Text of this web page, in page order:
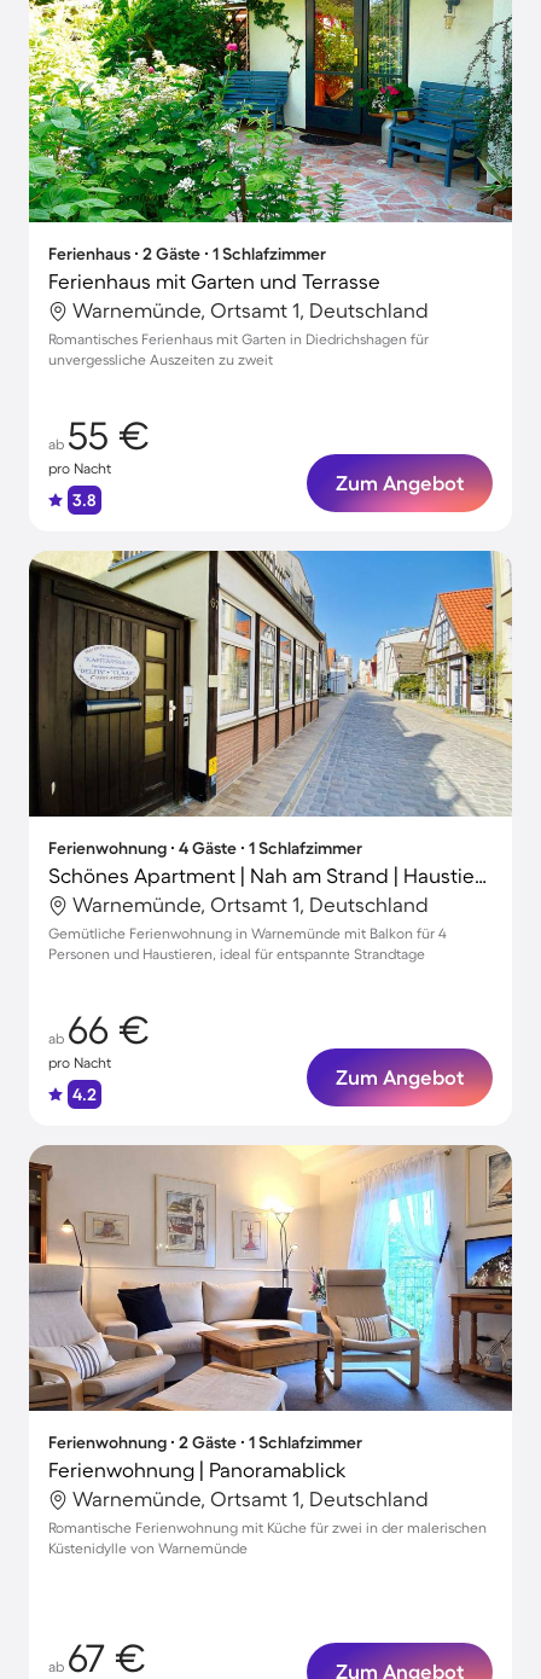
Ferienhaus ∙ 2 Gäste ∙ 1 Schlafzimmer
Ferienhaus mit Garten und Terrasse
Warnemünde, Ortsamt 1, Deutschland
Romantisches Ferienhaus mit Garten in Diedrichshagen für
unvergessliche Auszeiten zu zweit
ab 55 €
pro Nacht
3.8
Zum Angebot
Ferienwohnung ∙ 4 Gäste ∙ 1 Schlafzimmer
Schönes Apartment | Nah am Strand | Haustierfreundlich
Warnemünde, Ortsamt 1, Deutschland
Gemütliche Ferienwohnung in Warnemünde mit Balkon für 4
Personen und Haustieren, ideal für entspannte Strandtage
ab 66 €
pro Nacht
4.2
Zum Angebot
Ferienwohnung ∙ 2 Gäste ∙ 1 Schlafzimmer
Ferienwohnung | Panoramablick
Warnemünde, Ortsamt 1, Deutschland
Romantische Ferienwohnung mit Küche für zwei in der malerischen
Küstenidylle von Warnemünde
ab 67 € Zum Angebot